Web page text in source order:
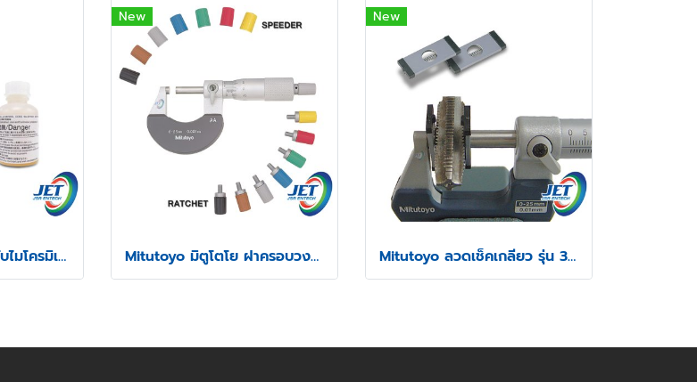
Mitutoyo น้ำมันสำหรับไมโครมิเตอร์
New
Mitutoyo มิตูโตโย ฝาครอบวงล้อและสปีดเดอร์ไมโครมิเตอร์
New
Mitutoyo ลวดเช็คเกลียว รุ่น 313